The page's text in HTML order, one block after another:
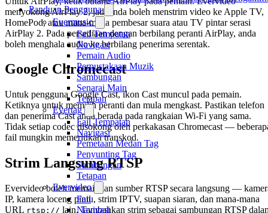
Panduan Pengguna
Evermusic
Fail Tempatan
Navigasi
Pemain Audio
Perpustakaan Muzik
Sambungan
Senarai Main
Tetapan
Evertag
Fail Tempatan
Navigasi
Pemetaan Medan Tag
Penyunting Tag
Sambungan
Tetapan
Evervideo
Fail
Navigasi
menyokong AirPlay 2, jadi anda boleh menstrim video ke Apple TV,
HomePod, atau mana-mana pembesar suara atau TV pintar serasi
AirPlay 2. Pada persediaan dengan berbilang peranti AirPlay, anda
boleh menghala audio ke berbilang penerima serentak.
Google Chromecast
Untuk pengguna Google Cast, ikon Cast muncul pada pemain.
Ketiknya untuk memilih peranti dan mula mengkast. Pastikan telefon
dan penerima Cast anda berada pada rangkaian Wi-Fi yang sama.
Tidak setiap codec disokong oleh perkakasan Chromecast —
fail mungkin memerlukan transkod.
Strim Langsung RTSP
Evervideo boleh memainkan sumber RTSP secara langsung —
IP, kamera loceng pintu, strim IPTV, suapan siaran, dan mana-mana
URL rtsp:// lain. Tambahkan strim sebagai sambungan RTSP